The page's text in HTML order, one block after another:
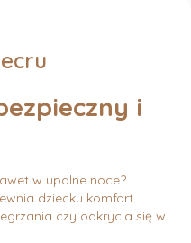
i
w upalne noce?
dziecku komfort
czy odkrycia się w